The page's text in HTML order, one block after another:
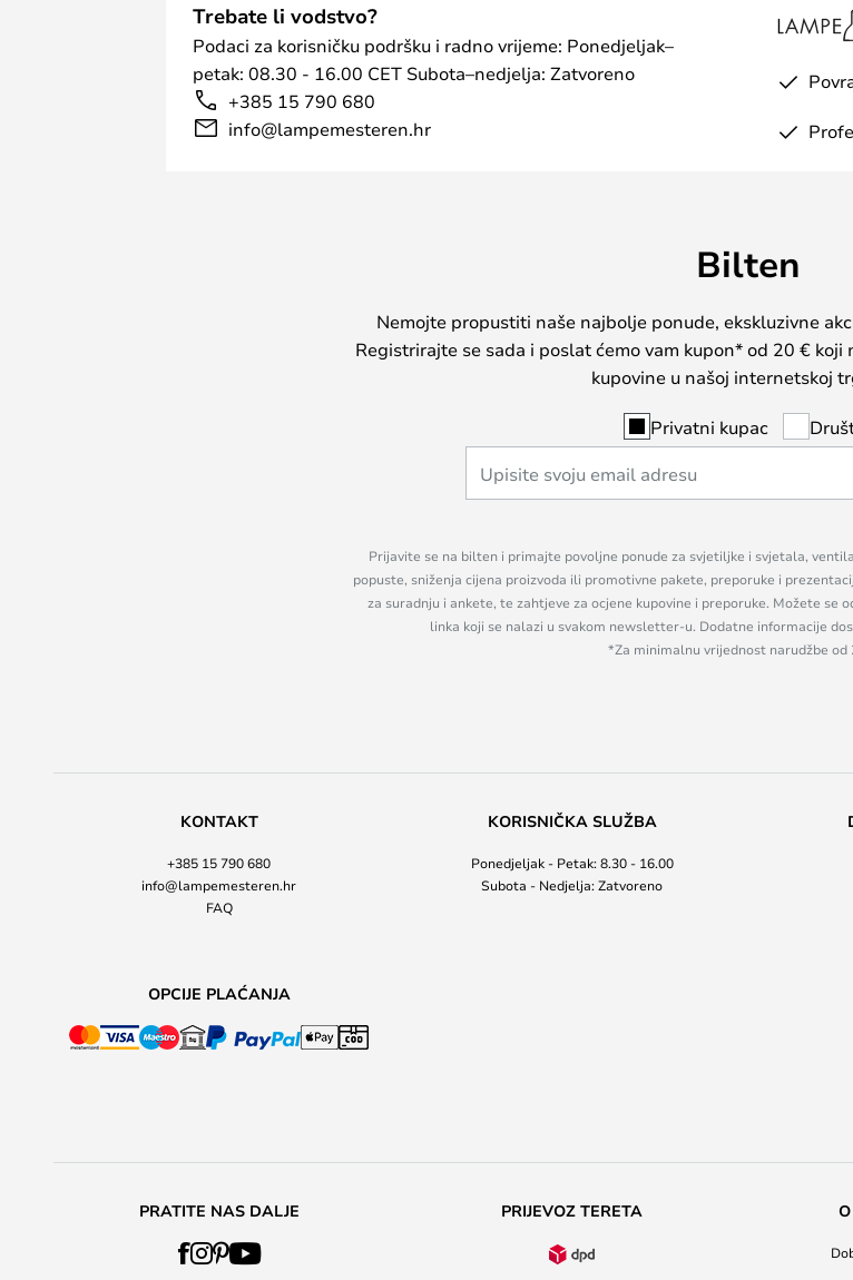
Trebate li vodstvo?
Podaci za korisničku podršku i radno vrijeme: Ponedjeljak–
petak: 08.30 - 16.00 CET Subota–nedjelja: Zatvoreno
+385 15 790 680
info@lampemesteren.hr
Bilten
Nemojte propustiti naše najbolje ponude, ekskluzivne
Registrirajte se sada i poslat ćemo vam kupon* od 20 €
kupovine u našoj internetskoj
Privatni kupac
Prijavite se na bilten i primajte povoljne ponude za svjetiljke i svjetala,
popuste, sniženja cijena proizvoda ili promotivne pakete, preporuke i
za suradnju i ankete, te zahtjeve za ocjene kupovine i preporuke. Možete se
linka koji se nalazi u svakom newsletter-u. Dodatne informacije
*Za minimalnu vrijednost narudžbe od
KONTAKT
+385 15 790 680
info@lampemesteren.hr
FAQ
KORISNIČKA SLUŽBA
Ponedjeljak - Petak: 8.30 - 16.00
Subota - Nedjelja: Zatvoreno
OPCIJE PLAĆANJA
PRATITE NAS DALJE PRIJEVOZ TERETA